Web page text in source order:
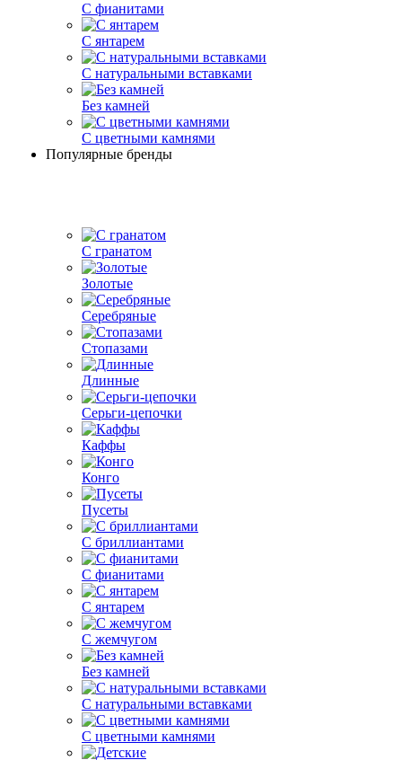
С фианитами
С янтарем
С натуральными вставками
Без камней
С цветными камнями
Популярные бренды
С гранатом
Золотые
Серебряные
Стопазами
Длинные
Серьги-цепочки
Каффы
Конго
Пусеты
С бриллиантами
С фианитами
С янтарем
С жемчугом
Без камней
С натуральными вставками
С цветными камнями